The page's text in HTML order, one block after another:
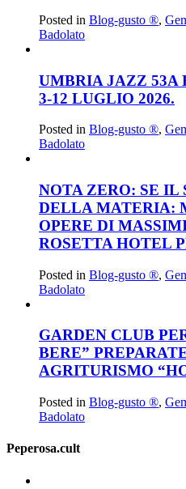
Posted in Blog-gusto ®,
Badolato
UMBRIA JAZZ 53A
3-12 LUGLIO 2026.
Posted in Blog-gusto ®,
Badolato
NOTA ZERO: SE IL
DELLA MATERIA:
OPERE DI
ROSETTA HOTEL
Posted in Blog-gusto ®,
Badolato
GARDEN CLUB
BERE”
AGRITURISMO
Posted in Blog-gusto ®,
Badolato
Peperosa.cult